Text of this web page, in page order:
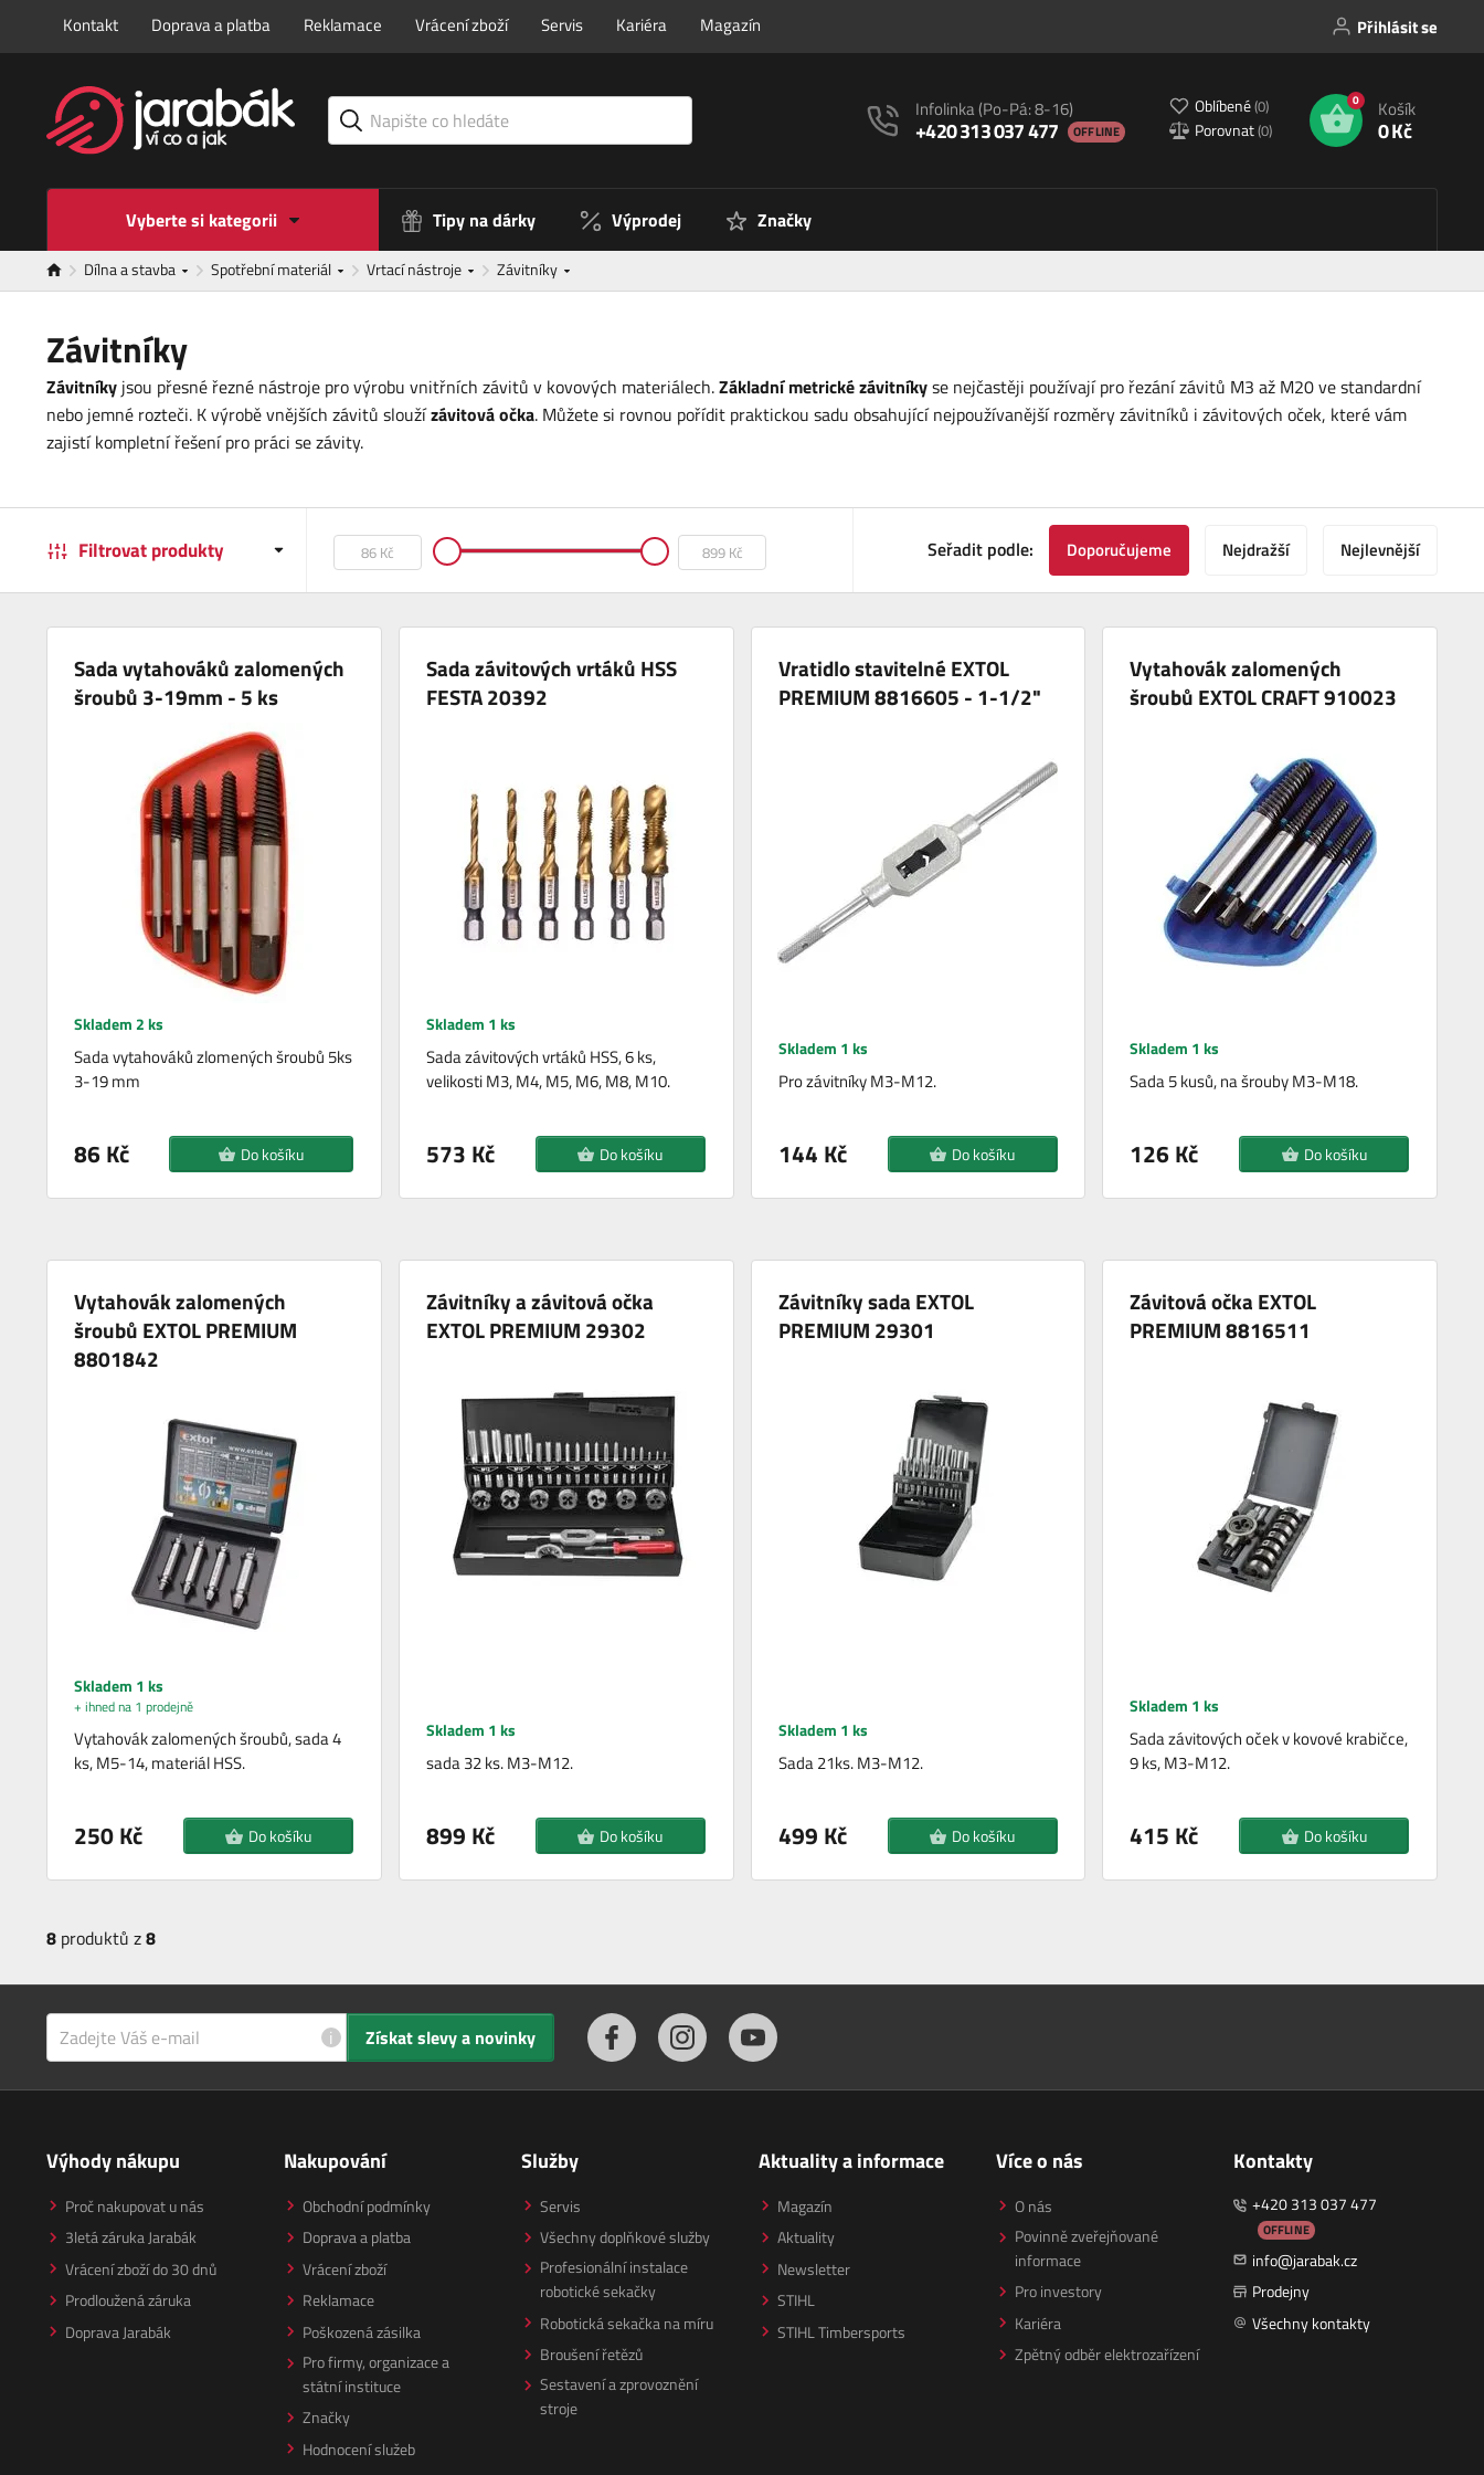
Kontakt Doprava a platba Reklamace Vrácení zboží Servis Kariéra Magazín Přihlásit se
Infolinka(Po-Pá: 8-16)
+420 313 037 477 OFFLINE
Oblíbené(0)
Porovnat(0)
0 Košík
0 Kč
Vyberte si kategorii Tipy na dárky Výprodej Značky
Dílna a stavba Spotřební materiál Vrtací nástroje Závitníky
Závitníky
Závitníky jsou přesné řezné nástroje pro výrobu vnitřních závitů v kovových materiálech.Základní metrické závitníkyse nejčastěji používají pro řezání závitů M3 až M20 ve standardní
nebo jemné rozteči. K výrobě vnějších závitů sloužízávitová očka. Můžete si rovnou pořídit praktickou sadu obsahující nejpoužívanější rozměry závitníků i závitových oček, které vám
zajistí kompletní řešení pro práci se závity.
Filtrovat produkty Seřadit podle: Doporučujeme Nejdražší Nejlevnější
Sada vytahováků zalomených
šroubů 3-19mm - 5 ks
Skladem 2 ks
Sada vytahováků zlomených šroubů 5ks
3-19 mm
86 Kč Do košíku
Sada závitových vrtáků HSS
FESTA 20392
Skladem 1 ks
Sada závitových vrtáků HSS, 6 ks,
velikosti M3, M4, M5, M6, M8, M10.
573 Kč Do košíku
Vratidlo stavitelné EXTOL
PREMIUM 8816605 - 1-1/2"
Skladem 1 ks
Pro závitníky M3-M12.
144 Kč Do košíku
Vytahovák zalomených
šroubů EXTOL CRAFT 910023
Skladem 1 ks
Sada 5 kusů, na šrouby M3-M18.
126 Kč Do košíku
Vytahovák zalomených
šroubů EXTOL PREMIUM
8801842
Skladem 1 ks
+ ihned na 1 prodejně
Vytahovák zalomených šroubů, sada 4
ks, M5-14, materiál HSS.
250 Kč Do košíku
Závitníky a závitová očka
EXTOL PREMIUM 29302
Skladem 1 ks
sada 32 ks. M3-M12.
899 Kč Do košíku
Závitníky sada EXTOL
PREMIUM 29301
Skladem 1 ks
Sada 21ks. M3-M12.
499 Kč Do košíku
Závitová očka EXTOL
PREMIUM 8816511
Skladem 1 ks
Sada závitových oček v kovové krabičce,
9 ks, M3-M12.
415 Kč Do košíku
8 produktů z8
i Získat slevy a novinky
Výhody nákupu
Proč nakupovat u nás
3letá záruka Jarabák
Vrácení zboží do 30 dnů
Prodloužená záruka
Doprava Jarabák
Nakupování
Obchodní podmínky
Doprava a platba
Vrácení zboží
Reklamace
Poškozená zásilka
Pro firmy, organizace a
státní instituce
Značky
Hodnocení služeb
Služby
Servis
Všechny doplňkové služby
Profesionální instalace
robotické sekačky
Robotická sekačka na míru
Broušení řetězů
Sestavení a zprovoznění
stroje
Aktuality a informace
Magazín
Aktuality
Newsletter
STIHL
STIHL Timbersports
Více o nás
O nás
Povinně zveřejňované
informace
Pro investory
Kariéra
Zpětný odběr elektrozařízení
Kontakty
+420 313 037 477
OFFLINE
info@jarabak.cz
Prodejny
Všechny kontakty